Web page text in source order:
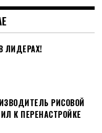
ЛИДЕРАХ!
РИСОВОЙ
К ПЕРЕНАСТРОЙКЕ